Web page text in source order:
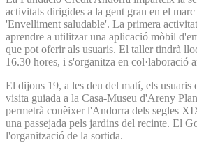
activitats dirigides a la gent gran en el
'Envelliment saludable'. La primera
aprendre a utilitzar una aplicació mòbil
que pot oferir als usuaris. El taller tindrà
16.30 hores, i s'organitza en col·laboració
El dijous 19, a les deu del matí, els usuaris
visita guiada a la Casa-Museu d'Areny
permetrà conèixer l'Andorra dels segles
una passejada pels jardins del recinte. El
l'organització de la sortida.